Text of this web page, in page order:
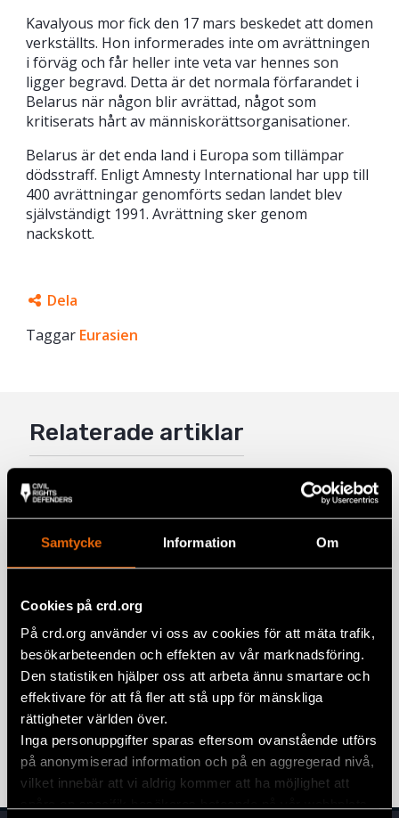
Samtycke Information Om
Cookies på crd.org
På crd.org använder vi oss av cookies för att mäta trafik,
besökarbeteenden och effekten av vår marknadsföring.
Den statistiken hjälper oss att arbeta ännu smartare och
effektivare för att få fler att stå upp för mänskliga
rättigheter världen över.
Inga personuppgifter sparas eftersom ovanstående utförs
på anonymiserad information och på en aggregerad nivå,
vilket innebär att vi aldrig kommer att ha möjlighet att
Kavalyous mor fick den 17 mars beskedet att domen
verkställts. Hon informerades inte om avrättningen
i förväg och får heller inte veta var hennes son
ligger begravd. Detta är det normala förfarandet i
Belarus när någon blir avrättad, något som
kritiserats hårt av människorättsorganisationer.
Belarus är det enda land i Europa som tillämpar
dödsstraff. Enligt Amnesty International har upp till
400 avrättningar genomförts sedan landet blev
självständigt 1991. Avrättning sker genom
nackskott.
Dela
Facebook
Mail
Taggar Eurasien
Relaterade artiklar
Natalia Project‑deltagare Nasta Loika
frisläppt från belarusiskt fängelse
Ett år sedan domen mot
Viasnamedlemmar
Nobelpristagaren Ales Bialiatski dömd
till 10 års fängelse
BELARUS ,NYHETER 3 mars 2023